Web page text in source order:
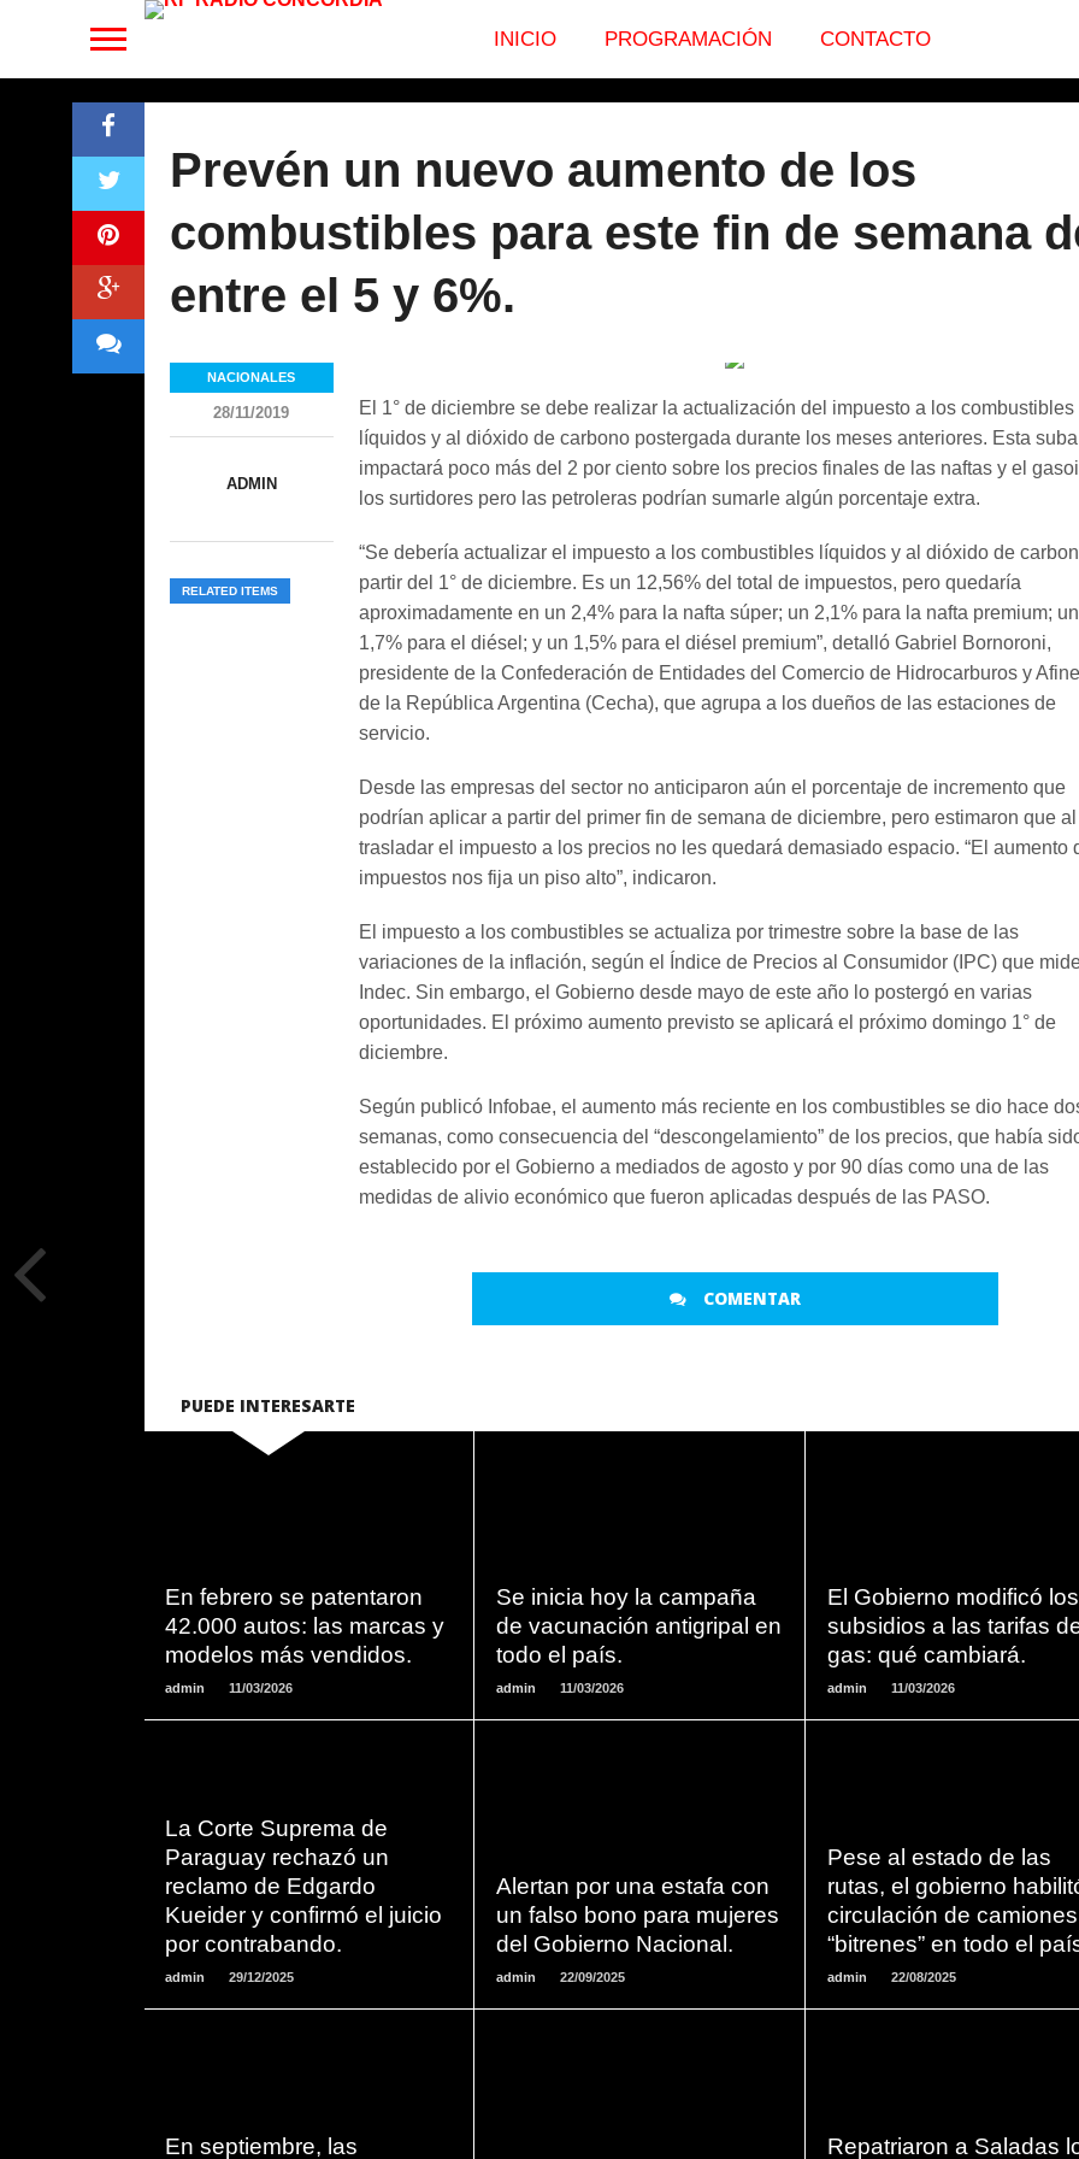
INICIO PROGRAMACIÓN CONTACTO
Prevén un nuevo aumento de los
combustibles para este fin de semana
entre el 5 y 6%.
El 1° de diciembre se debe realizar la actualización del impuesto a los combustibles
líquidos y al dióxido de carbono postergada durante los meses anteriores. Esta suba
impactará poco más del 2 por ciento sobre los precios finales de las naftas y el
los surtidores pero las petroleras podrían sumarle algún porcentaje extra.
“Se debería actualizar el impuesto a los combustibles líquidos y al dióxido de
partir del 1° de diciembre. Es un 12,56% del total de impuestos, pero quedaría
aproximadamente en un 2,4% para la nafta súper; un 2,1% para la nafta premium; un
1,7% para el diésel; y un 1,5% para el diésel premium”, detalló Gabriel Bornoroni,
presidente de la Confederación de Entidades del Comercio de Hidrocarburos y
de la República Argentina (Cecha), que agrupa a los dueños de las estaciones de
servicio.
Desde las empresas del sector no anticiparon aún el porcentaje de incremento que
podrían aplicar a partir del primer fin de semana de diciembre, pero estimaron que al
trasladar el impuesto a los precios no les quedará demasiado espacio. “El aumento
impuestos nos fija un piso alto”, indicaron.
El impuesto a los combustibles se actualiza por trimestre sobre la base de las
variaciones de la inflación, según el Índice de Precios al Consumidor (IPC) que
Indec. Sin embargo, el Gobierno desde mayo de este año lo postergó en varias
oportunidades. El próximo aumento previsto se aplicará el próximo domingo 1° de
diciembre.
Según publicó Infobae, el aumento más reciente en los combustibles se dio hace
semanas, como consecuencia del “descongelamiento” de los precios, que había
establecido por el Gobierno a mediados de agosto y por 90 días como una de las
medidas de alivio económico que fueron aplicadas después de las PASO.
COMENTAR
NACIONALES
28/11/2019
ADMIN
RELATED ITEMS
PUEDE INTERESARTE
En febrero se patentaron
42.000 autos: las marcas y
modelos más vendidos.
admin 11/03/2026
Se inicia hoy la campaña
de vacunación antigripal en
todo el país.
admin 11/03/2026
El Gobierno modificó los
subsidios a las tarifas
gas: qué cambiará.
admin 11/03/2026
La Corte Suprema de
Paraguay rechazó un
reclamo de Edgardo
Kueider y confirmó el juicio
por contrabando.
admin 29/12/2025
LEER
MAS
Alertan por una estafa con
un falso bono para mujeres
del Gobierno Nacional.
admin 22/09/2025
Pese al estado de las
rutas, el gobierno
circulación de camiones
“bitrenes” en todo el
admin 22/08/2025
MAS
En septiembre, las
MAS
Repatriaron a Saladas
MAS